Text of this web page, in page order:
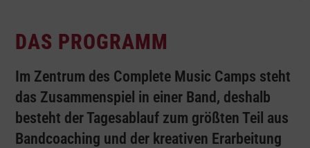
DAS PROGRAMM
Im Zentrum des Complete Music Camps steht
das Zusammenspiel in einer Band, deshalb
besteht der Tagesablauf zum größten Teil aus
Bandcoaching und der kreativen Erarbeitung